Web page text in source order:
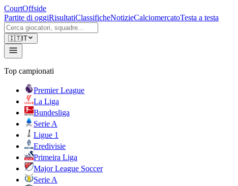
CourtOffside
Partite di oggiRisultatiClassificheNotizieCalciomercatoTesta a testa
🇮🇹IT
Top campionati
Premier League
La Liga
Bundesliga
Serie A
Ligue 1
Eredivisie
Primeira Liga
Major League Soccer
Serie A